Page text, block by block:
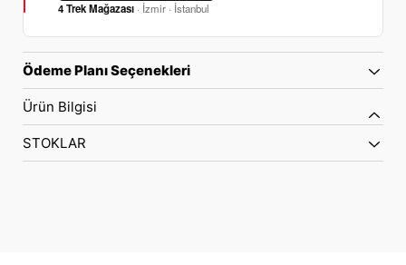
4 Trek Mağazası · İzmir · İstanbul
Ödeme Planı Seçenekleri
Ürün Bilgisi
STOKLAR